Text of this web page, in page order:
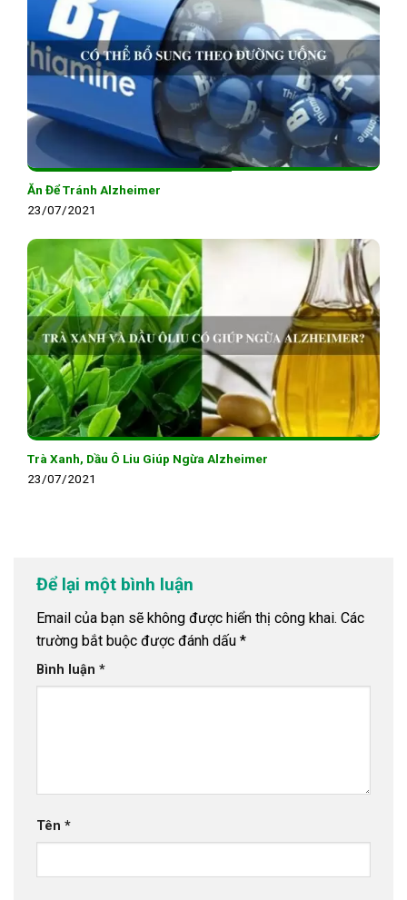
Ăn Để Tránh Alzheimer
23/07/2021
Trà Xanh, Dầu Ô Liu Giúp Ngừa Alzheimer
23/07/2021
Để lại một bình luận
Email của bạn sẽ không được hiển thị công khai. Các
trường bắt buộc được đánh dấu *
Bình luận *
Tên *